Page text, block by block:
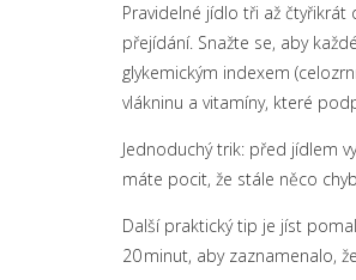
Pravidelné jídlo tři až
přejídání. Snažte se, aby
glykemickým indexem
vlákninu a vitamíny, které
Jednoduchý trik: před jídlem
máte pocit, že stále něco
Další praktický tip je jíst
20 minut, aby zaznamenalo,